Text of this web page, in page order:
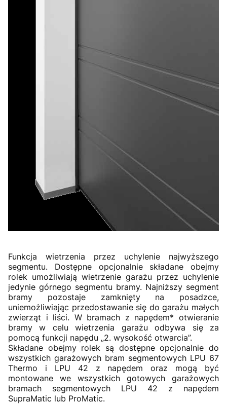
Funkcja wietrzenia przez uchylenie najwyższego
segmentu. Dostępne opcjonalnie składane obejmy
rolek umożliwiają wietrzenie garażu przez uchylenie
jedynie górnego segmentu bramy. Najniższy segment
bramy pozostaje zamknięty na posadzce,
uniemożliwiając przedostawanie się do garażu małych
zwierząt i liści. W bramach z napędem* otwieranie
bramy w celu wietrzenia garażu odbywa się za
pomocą funkcji napędu „2. wysokość otwarcia”.
Składane obejmy rolek są dostępne opcjonalnie do
wszystkich garażowych bram segmentowych LPU 67
Thermo i LPU 42 z napędem oraz mogą być
montowane we wszystkich gotowych garażowych
bramach segmentowych LPU 42 z napędem
SupraMatic lub ProMatic.